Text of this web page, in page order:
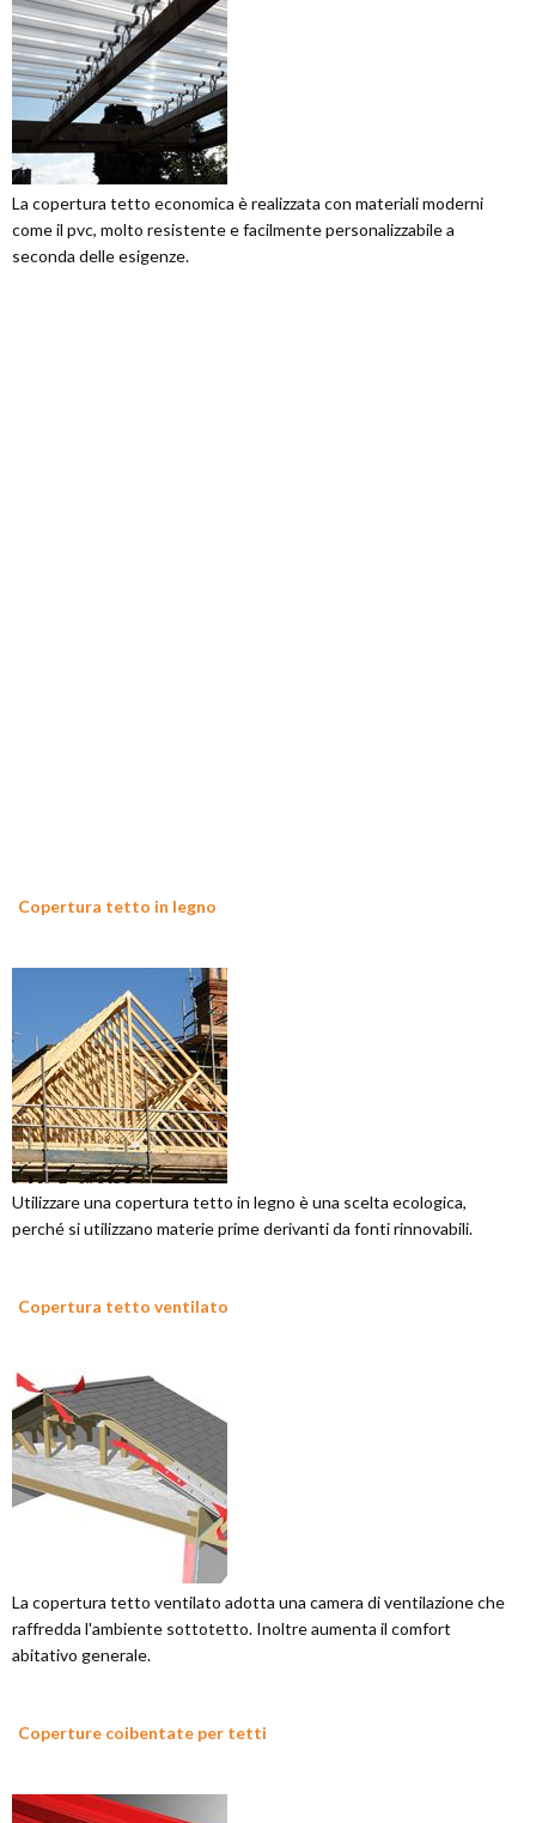
La copertura tetto economica è realizzata con materiali moderni
come il pvc, molto resistente e facilmente personalizzabile a
seconda delle esigenze.
Copertura tetto in legno
Utilizzare una copertura tetto in legno è una scelta ecologica,
perché si utilizzano materie prime derivanti da fonti rinnovabili.
Copertura tetto ventilato
La copertura tetto ventilato adotta una camera di ventilazione che
raffredda l'ambiente sottotetto. Inoltre aumenta il comfort
abitativo generale.
Coperture coibentate per tetti